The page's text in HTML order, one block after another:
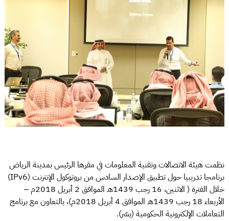
نظمت هيئة الاتصالات وتقنية المعلومات في مقرها الرئيس بمدينة الرياض
برنامجا تدريبيا حول تطبيق الإصدار السادس من بروتوكول الإنترنت (IPv6)
خلال الفترة ( الاثنين، 16 رجب 1439هـ الموافق 2 أبريل 2018م –
الأربعاء 18 رجب 1439هـ الموافق 4 أبريل 2018م)، بالتعاون مع برنامج
التعاملات الإلكترونية الحكومية (يسّر).